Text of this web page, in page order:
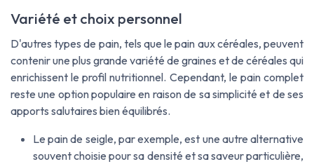
Variété et choix personnel
D'autres types de pain, tels que le pain aux céréales, peuvent
contenir une plus grande variété de graines et de céréales qui
enrichissent le profil nutritionnel. Cependant, le pain complet
reste une option populaire en raison de sa simplicité et de ses
apports salutaires bien équilibrés.
Le pain de seigle, par exemple, est une autre alternative
souvent choisie pour sa densité et sa saveur particulière,